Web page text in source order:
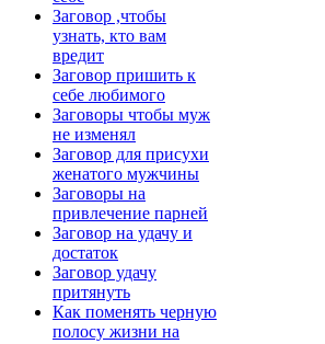
Заговор ,чтобы
узнать, кто вам
вредит
Заговор пришить к
себе любимого
Заговоры чтобы муж
не изменял
Заговор для присухи
женатого мужчины
Заговоры на
привлечение парней
Заговор на удачу и
достаток
Заговор удачу
притянуть
Как поменять черную
полосу жизни на